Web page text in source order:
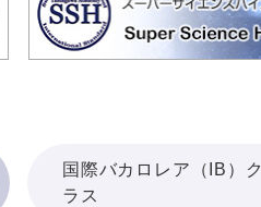
国際バカロレア（IB）ク
ラス